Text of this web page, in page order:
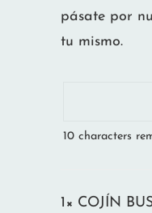
pásate por
tu mismo.
10 characters
1× COJÍN